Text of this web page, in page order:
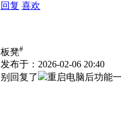
回复 喜欢
板凳#
发布于：2026-02-06 20:40
别回复了
重启电脑后功能